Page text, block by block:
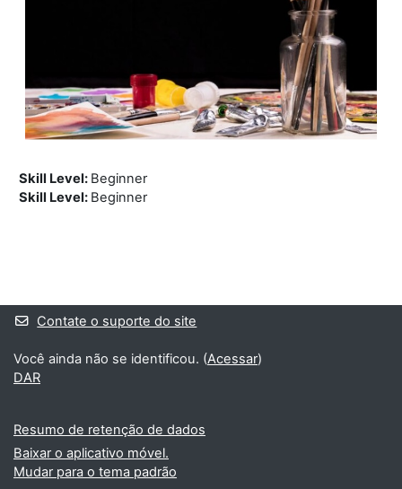
Skill Level: Beginner
Skill Level: Beginner
Contate o suporte do site
Você ainda não se identificou. (Acessar)
DAR
Resumo de retenção de dados
Baixar o aplicativo móvel.
Mudar para o tema padrão